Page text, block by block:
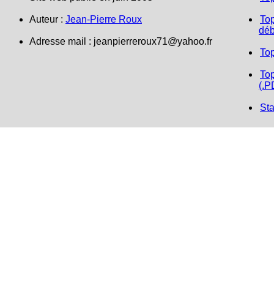
Auteur : Jean-Pierre Roux
Adresse mail : jeanpierreroux71@yahoo.fr